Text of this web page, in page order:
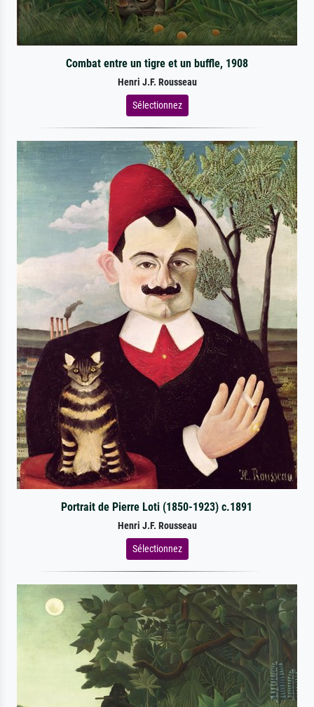
Combat entre un tigre et un buffle, 1908
Henri J.F. Rousseau
Sélectionnez
Portrait de Pierre Loti (1850-1923) c.1891
Henri J.F. Rousseau
Sélectionnez